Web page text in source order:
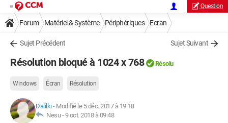
Question
Forum Matériel & Système Périphériques Ecran
Sujet Précédent Sujet Suivant
Résolution bloqué à 1024 x 768 Résolu
Windows Écran Résolution
Dalilki- Modifié le 5 déc. 2017 à 19:18
Nesu -9 oct. 2018 à 09:48